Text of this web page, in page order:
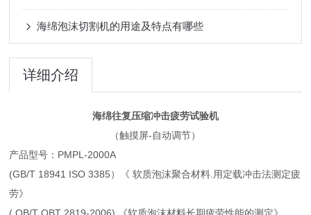
海绵泡沫切割机的用途及特点有哪些
详细介绍
海绵往复压缩冲击疲劳试验机
（触摸屏-自动调节）
产品型号：PMPL-2000A
(GB/T 18941 ISO 3385）《 软质泡沫聚合材料.用定载冲击法测定疲
劳》